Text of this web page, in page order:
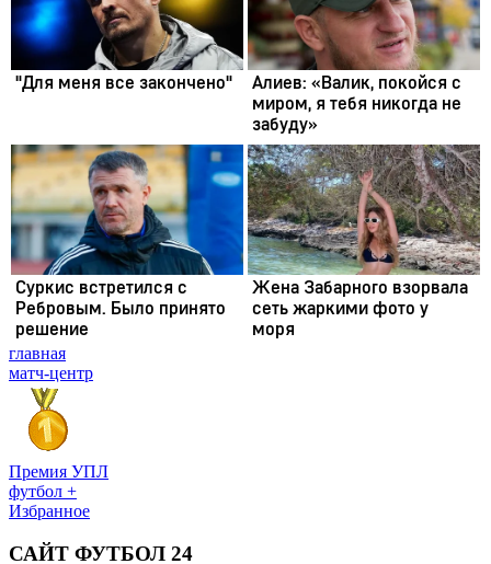
главная
матч-центр
Премия УПЛ
футбол +
Избранное
САЙТ ФУТБОЛ 24